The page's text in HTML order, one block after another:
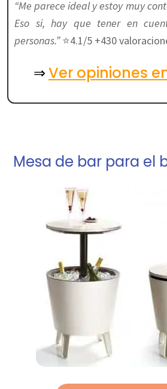
“Me parece ideal y estoy muy
Eso si, hay que tener en
personas.”⭐4.1/5 +430
⇒Ver opiniones
Mesa de bar para el